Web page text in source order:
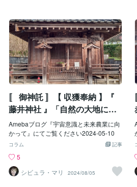
y）は…より根本的な原因を指摘していま
す。それは「信用創造による人工的な低
金利が資本の誤投資を引き起こすこと」
であると指摘しているのです。この理論
の基本を解説した上でなぜ景気循環が不
可避なのかを説明していきます市場経済
では本来ならば資本の供給（貯蓄）と投
資の需
〚 御神託 〛【 収獲奉納 】『
藤井神社 』「自然の大地に恩
恵を受け」
Amebaブログ『宇宙意識と未来農業に向
かって』にてご覧ください2024-05-10
記事
コラム
5
シビュラ・マリ
2024/08/05